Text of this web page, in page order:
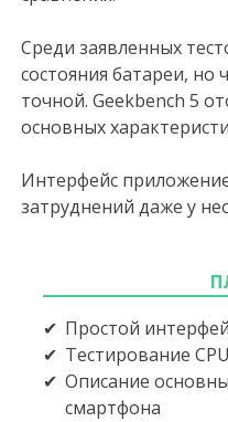
Среди заявленных
состояния батареи, но
точной. Geekbench 5
основных
Интерфейс
затруднений даже у
Простой
Тестирование
Описание
смартфона